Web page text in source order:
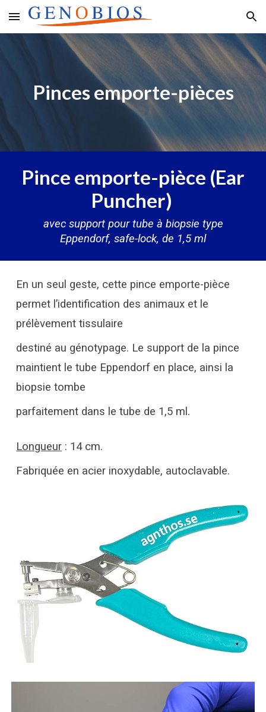
Skip to main content Skip to navigation
Pinces emporte-pièces
Pince emporte-pièce (Ear
Puncher)
avec support pour tube à biopsie type
Eppendorf, safe-lock, de 1,5 ml
En un seul geste, cette pince emporte-pièce
permet l’identification des animaux et le
prélèvement tissulaire
destiné au génotypage. Le support de la pince
maintient le tube Eppendorf en place, ainsi la
biopsie tombe
parfaitement dans le tube de 1,5 ml.
Longueur : 14 cm.
Fabriquée en acier inoxydable, autoclavable.